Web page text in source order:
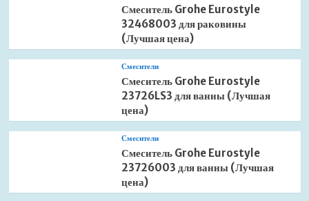
Смеситель Grohe Eurostyle
32468003 для раковины
(Лучшая цена)
Смесители
Смеситель Grohe Eurostyle
23726LS3 для ванны (Лучшая
цена)
Смесители
Смеситель Grohe Eurostyle
23726003 для ванны (Лучшая
цена)